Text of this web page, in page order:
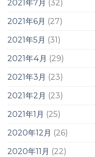
2021年7月 (32)
2021年6月 (27)
2021年5月 (31)
2021年4月 (29)
2021年3月 (23)
2021年2月 (23)
2021年1月 (25)
2020年12月 (26)
2020年11月 (22)